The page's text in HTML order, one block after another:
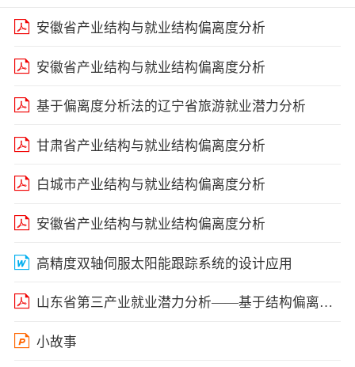
安徽省产业结构与就业结构偏离度分析
安徽省产业结构与就业结构偏离度分析
基于偏离度分析法的辽宁省旅游就业潜力分析
甘肃省产业结构与就业结构偏离度分析
白城市产业结构与就业结构偏离度分析
安徽省产业结构与就业结构偏离度分析
高精度双轴伺服太阳能跟踪系统的设计应用
山东省第三产业就业潜力分析——基于结构偏离度视角
小故事